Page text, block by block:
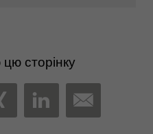
сторінку
XINGLINKEDIN
MAIL